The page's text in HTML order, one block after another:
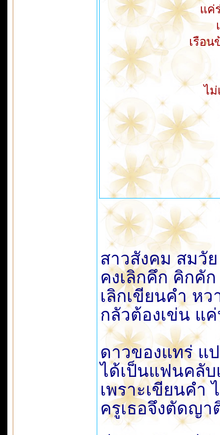
แค่
เรือน
ไ
สาวสังคม สมวั
คงเลิกคึก คิกคั
เลิกเขียนคำ หว
กลัวต้องเข่น แ
ดาวของแทร่ แ
ได้เป็นแฟนคลั
เพราะเขียนคำ
ครูเธอจึงตัดญา